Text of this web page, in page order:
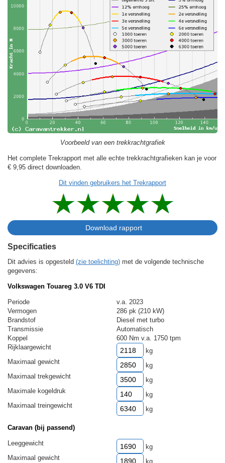
Voorbeeld van een trekkrachtgrafiek
Het complete Trekrapport met alle echte trekkrachtgrafieken kan je voor
€ 9,95 direct downloaden.
Dit vinden gebruikers het Trekrapport
Specificaties
Dit advies is opgesteld (zie toelichting) met de volgende technische
gegevens:
Volkswagen Touareg 3.0 V6 TDI
Periode
v.a. 2023
Vermogen
286 pk (210 kW)
Brandstof
Diesel met turbo
Transmissie
Automatisch
Koppel
600 Nm v.a. 1750 tpm
Rijklaargewicht
kg
Maximaal gewicht
kg
Maximaal trekgewicht
kg
Maximale kogeldruk
kg
Maximaal treingewicht
kg
Caravan (bij passend)
Leeggewicht
kg
Maximaal gewicht
kg